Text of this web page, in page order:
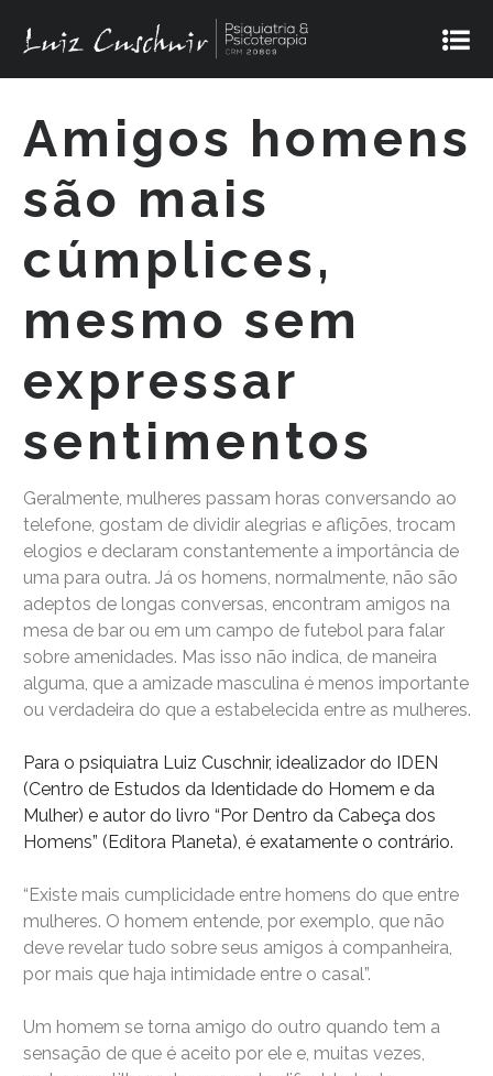
Amigos homens
são mais
cúmplices,
mesmo sem
expressar
sentimentos
Geralmente, mulheres passam horas conversando ao
telefone, gostam de dividir alegrias e aflições, trocam
elogios e declaram constantemente a importância de
uma para outra. Já os homens, normalmente, não são
adeptos de longas conversas, encontram amigos na
mesa de bar ou em um campo de futebol para falar
sobre amenidades. Mas isso não indica, de maneira
alguma, que a amizade masculina é menos importante
ou verdadeira do que a estabelecida entre as mulheres.
Para o psiquiatra Luiz Cuschnir, idealizador do IDEN
(Centro de Estudos da Identidade do Homem e da
Mulher) e autor do livro “Por Dentro da Cabeça dos
Homens” (Editora Planeta), é exatamente o contrário.
“Existe mais cumplicidade entre homens do que entre
mulheres. O homem entende, por exemplo, que não
deve revelar tudo sobre seus amigos à companheira,
por mais que haja intimidade entre o casal”.
Um homem se torna amigo do outro quando tem a
sensação de que é aceito por ele e, muitas vezes,